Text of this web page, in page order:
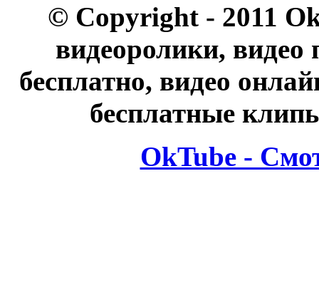
© Copyright - 2011
видеоролики, видео
бесплатно, видео
бесплатные
OkTube -